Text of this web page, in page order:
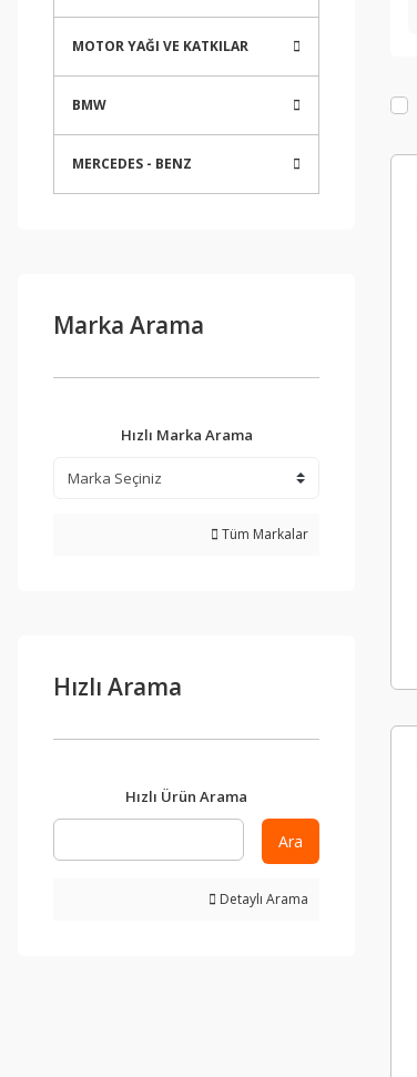
MOTOR YAĞI VE KATKILAR
BMW
MERCEDES - BENZ
Marka Arama
Hızlı Marka Arama
Tüm Markalar
Hızlı Arama
Hızlı Ürün Arama
Ara
Detaylı Arama